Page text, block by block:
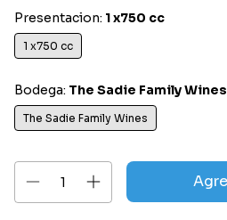
Presentacion: 1 x750 cc
1 x750 cc
Bodega: The Sadie Family Wines
The Sadie Family Wines